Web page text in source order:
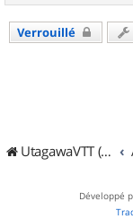
Verrouillé
UtagawaVTT (Randos VTT et VTTAE avec traces GPS)
Développé